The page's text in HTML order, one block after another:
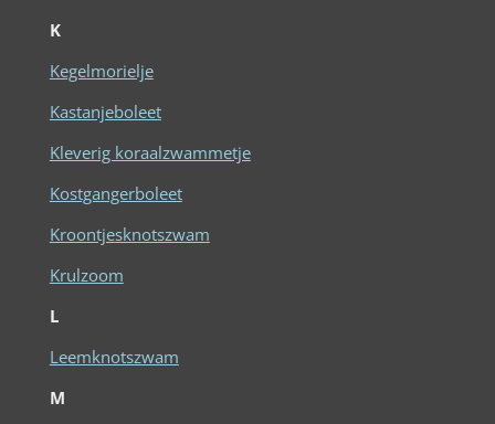
K
Kegelmorielje
Kastanjeboleet
Kleverig koraalzwammetje
Kostgangerboleet
Kroontjesknotszwam
Krulzoom
L
Leemknotszwam
M